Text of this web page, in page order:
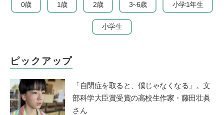
0歳 1歳 2歳 3~6歳 小学1年生
小学生
ピックアップ
「自閉症を取ると、僕じゃなくなる」。文
部科学大臣賞受賞の高校生作家・藤田壮眞
さん